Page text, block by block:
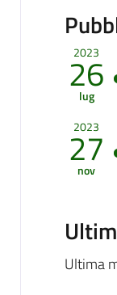
2023
26
lug
2023
27
nov
Ultima